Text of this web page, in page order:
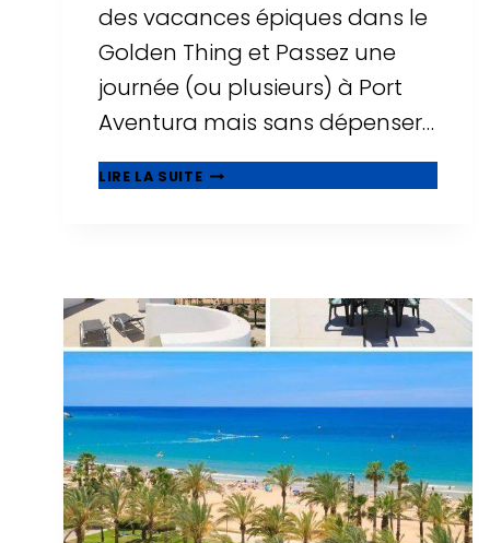
des vacances épiques dans le
Golden Thing et Passez une
journée (ou plusieurs) à Port
Aventura mais sans dépenser…
LIRE LA SUITE🥇
MEILLEURS
DE
PORT
AVENTURA